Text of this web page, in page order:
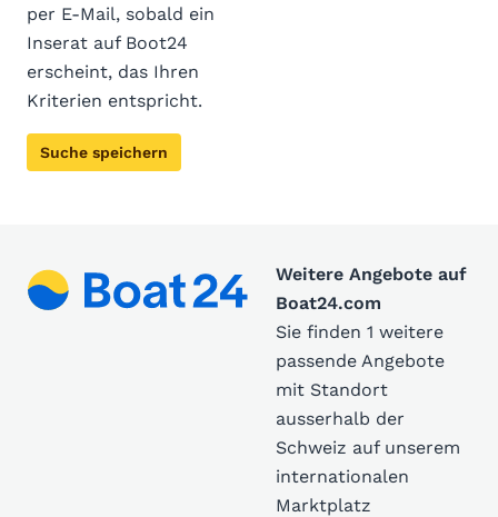
per E-Mail, sobald ein
Inserat auf Boot24
erscheint, das Ihren
Kriterien entspricht.
Suche speichern
Weitere Angebote auf
Boat24.com
Sie finden 1 weitere
passende Angebote
mit Standort
ausserhalb der
Schweiz auf unserem
internationalen
Marktplatz